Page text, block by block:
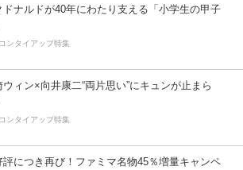
ドナルドが40年にわたり支える「小学生の甲子
ンタイアップ特集
ウィン×向井康二“両片思い”にキュンが止まら
ンタイアップ特集
評につき再び！ファミマ名物45％増量キャンペ